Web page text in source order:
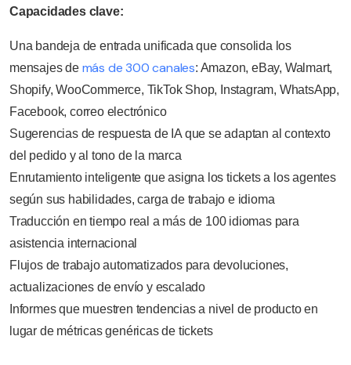
Capacidades clave:
Una bandeja de entrada unificada que consolida los
mensajes de más de 300 canales: Amazon, eBay, Walmart,
Shopify, WooCommerce, TikTok Shop, Instagram, WhatsApp,
Facebook, correo electrónico
Sugerencias de respuesta de IA que se adaptan al contexto
del pedido y al tono de la marca
Enrutamiento inteligente que asigna los tickets a los agentes
según sus habilidades, carga de trabajo e idioma
Traducción en tiempo real a más de 100 idiomas para
asistencia internacional
Flujos de trabajo automatizados para devoluciones,
actualizaciones de envío y escalado
Informes que muestren tendencias a nivel de producto en
lugar de métricas genéricas de tickets